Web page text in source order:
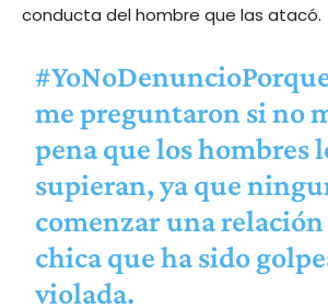
conducta del hombre que las atacó.
me preguntaron si no
pena que los hombres
supieran, ya que
comenzar una
chica que ha sido
violada.